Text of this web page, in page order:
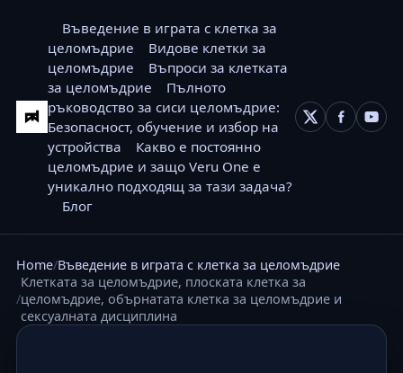
Въведение в играта с клетка за
целомъдрие
Видове клетки за
целомъдрие
Въпроси за клетката
за целомъдрие
Пълното
ръководство за сиси целомъдрие:
Безопасност, обучение и избор на
устройства
Какво е постоянно
целомъдрие и защо Veru One е
уникално подходящ за тази задача?
Блог
Home Въведение в играта с клетка за целомъдрие
Клетката за целомъдрие, плоската клетка за
целомъдрие, обърнатата клетка за целомъдрие и
сексуалната дисциплина